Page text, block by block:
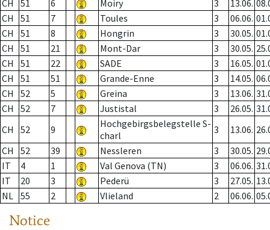
CH 51 6 Moiry 3 13.06.
CH
51 7 Toules 3 06.06.
CH
51 8 Hongrin 3 30.05.
CH
51 21 Mont-Dar 3 30.05.
CH
51 22 SADE 3 16.05.
CH
51 51 Grande-Enne 3 14.05.
CH
52 5 Greina 3 13.06.
CH
52 7 Justistal 3 26.05.
CH
52 9
Hochgebirgsbelegstelle S-
charl
3 13.06.
CH
52 39 Nessleren 3 30.05.
IT
4 1 Val Genova (TN) 3 06.06.
IT
20 3 Pederü 3 27.05.
NL 55 2 Vlieland 2 06.06.
Notice